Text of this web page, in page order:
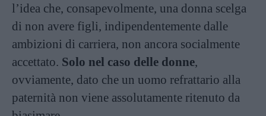
l’idea che, consapevolmente, una donna scelga
di non avere figli, indipendentemente dalle
ambizioni di carriera, non ancora socialmente
accettato. Solo nel caso delle donne,
ovviamente, dato che un uomo refrattario alla
paternità non viene assolutamente ritenuto da